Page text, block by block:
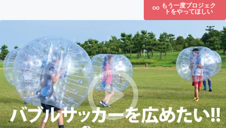
もう一度プロジェク
トをやってほしい